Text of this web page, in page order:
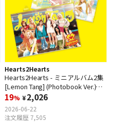
Hearts2Hearts
Hearts2Hearts - ミニアルバム2集
[Lemon Tang] (Photobook Ver.)
(Random Ver.)
19% ¥2,026
2026-06-22
注文履歴 7,505